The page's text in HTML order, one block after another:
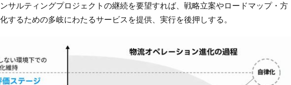
サルティングプロジェクトの継続を要望すれば、戦略立案やロードマップ・方
するための多岐にわたるサービスを提供、実行を後押しする。